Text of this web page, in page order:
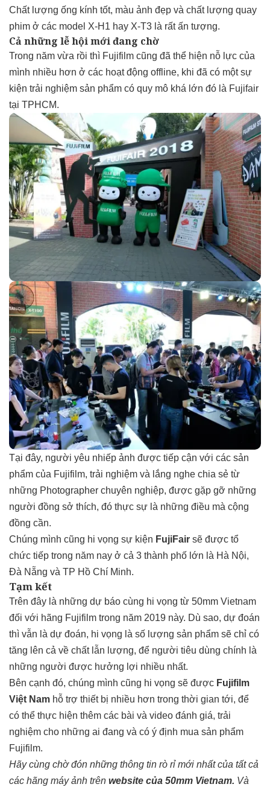
Chất lượng ống kính tốt, màu ảnh đẹp và chất lượng quay
phim ở các model X-H1 hay X-T3 là rất ấn tượng.
Cả những lễ hội mới đang chờ
Trong năm vừa rồi thì Fujifilm cũng đã thể hiện nỗ lực của
mình nhiều hơn ở các hoạt động offline, khi đã có một sự
kiện trải nghiệm sản phẩm có quy mô khá lớn đó là Fujifair
tại TPHCM.
Tại đây, người yêu nhiếp ảnh được tiếp cận với các sản
phẩm của Fujifilm, trải nghiệm và lắng nghe chia sẻ từ
những Photographer chuyên nghiệp, được gặp gỡ những
người đồng sở thích, đó thực sự là những điều mà cộng
đồng cần.
Chúng mình cũng hi vọng sự kiện FujiFair sẽ được tổ
chức tiếp trong năm nay ở cả 3 thành phố lớn là Hà Nội,
Đà Nẵng và TP Hồ Chí Minh.
Tạm kết
Trên đây là những dự báo cùng hi vọng từ 50mm Vietnam
đối với hãng Fujifilm trong năm 2019 này. Dù sao, dự đoán
thì vẫn là dự đoán, hi vọng là số lượng sản phẩm sẽ chỉ có
tăng lên cả về chất lẫn lượng, để người tiêu dùng chính là
những người được hưởng lợi nhiều nhất.
Bên cạnh đó, chúng mình cũng hi vọng sẽ được Fujifilm
Việt Nam hỗ trợ thiết bị nhiều hơn trong thời gian tới, để
có thể thực hiện thêm các bài và video đánh giá, trải
nghiệm cho những ai đang và có ý định mua sản phẩm
Fujifilm.
Hãy cùng chờ đón những thông tin rò rỉ mới nhất của tất cả
các hãng máy ảnh trên website của 50mm Vietnam. Và